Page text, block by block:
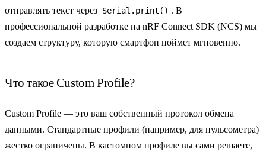
отправлять текст через Serial.print() . В
профессиональной разработке на nRF Connect SDK (NCS) мы
создаем структуру, которую смартфон поймет мгновенно.
Что такое Custom Profile?
Custom Profile — это ваш собственный протокол обмена
данными. Стандартные профили (например, для пульсометра)
жестко ограничены. В кастомном профиле вы сами решаете,